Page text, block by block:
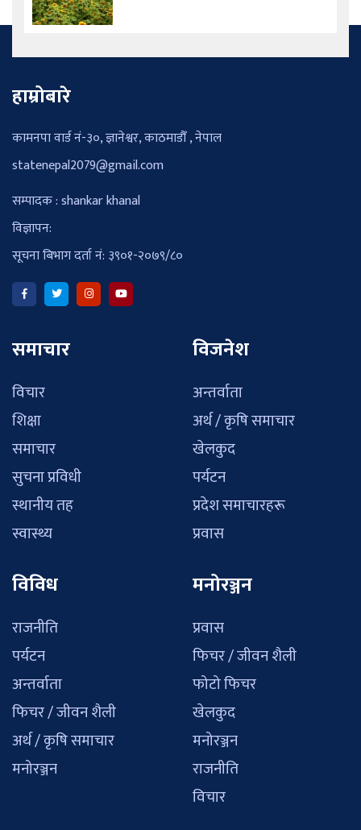
हाम्रोबारे
कामनपा वार्ड नं-३०, ज्ञानेश्वर, काठमाडौँ , नेपाल
statenepal2079@gmail.com
सम्पादक : shankar khanal
विज्ञापन:
सूचना बिभाग दर्ता नं: ३९०१-२०७९/८०
समाचार
विचार
शिक्षा
समाचार
सुचना प्रविधी
स्थानीय तह
स्वास्थ्य
विजनेश
अन्तर्वाता
अर्थ / कृषि समाचार
खेलकुद
पर्यटन
प्रदेश समाचारहरू
प्रवास
विविध
राजनीति
पर्यटन
अन्तर्वाता
फिचर / जीवन शैली
अर्थ / कृषि समाचार
मनोरञ्जन
मनोरञ्जन
प्रवास
फिचर / जीवन शैली
फोटो फिचर
खेलकुद
मनोरञ्जन
राजनीति
विचार